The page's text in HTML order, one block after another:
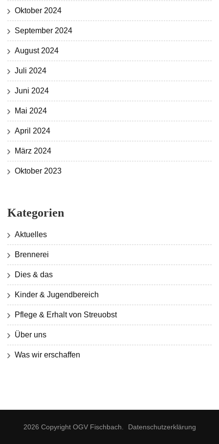
Oktober 2024
September 2024
August 2024
Juli 2024
Juni 2024
Mai 2024
April 2024
März 2024
Oktober 2023
Kategorien
Aktuelles
Brennerei
Dies & das
Kinder & Jugendbereich
Pflege & Erhalt von Streuobst
Über uns
Was wir erschaffen
2026 Copyright OGV Fischbach Datenschutzerklärung